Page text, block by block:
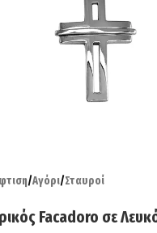
/Αγόρι/Σταυροί
Facadoro σε